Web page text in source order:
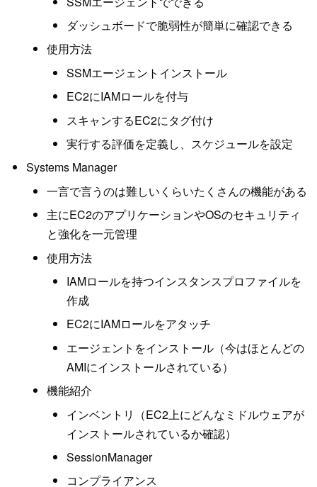
ダッシュボードで脆弱性が簡単に確認できる
使用方法
SSMエージェントインストール
EC2にIAMロールを付与
スキャンするEC2にタグ付け
実行する評価を定義し、スケジュールを設定
Systems Manager
一言で言うのは難しいくらいたくさんの機能がある
主にEC2のアプリケーションやOSのセキュリティ
と強化を一元管理
使用方法
IAMロールを持つインスタンスプロファイルを
作成
EC2にIAMロールをアタッチ
エージェントをインストール（今はほとんどの
AMIにインストールされている）
機能紹介
インベントリ（EC2上にどんなミドルウェアが
インストールされているか確認）
SessionManager
コンプライアンス